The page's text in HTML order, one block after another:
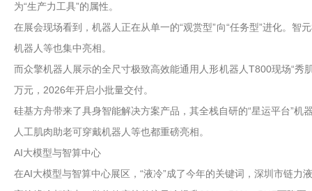
为“生产力工具”的属性。
在展会现场看到，机器人正在从单一的“观赏型”向“任务型”进化。
机器人等也集中亮相。
而众擎机器人展示的全尺寸极致高效能通用人形机器人T800现场“
万元，2026年开启小批量交付。
硅基方舟带来了具身智能解决方案产品，其全栈自研的“星运平台”
人工肌肉助老可穿戴机器人等也都重磅亮相。
AI大模型与智算中心
在AI大模型与智算中心展区，“液冷”成了今年的关键词，深圳市链